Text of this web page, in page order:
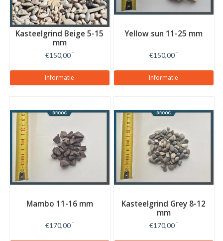
Kasteelgrind Beige 5-15
mm
€150,00 *
Informatie
Yellow sun 11-25 mm
€150,00 *
Informatie
Mambo 11-16 mm
€170,00 *
Kasteelgrind Grey 8-12
mm
€170,00 *